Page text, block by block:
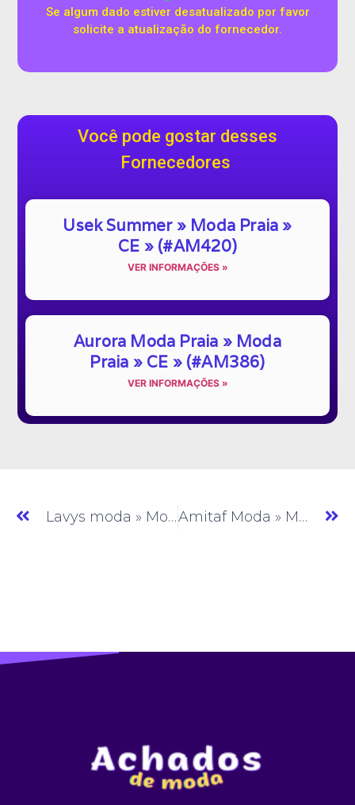
Se algum dado estiver desatualizado por favor
solicite a atualização do fornecedor.
Você pode gostar desses
Fornecedores
Usek Summer » Moda Praia »
CE » (#AM420)
VER INFORMAÇÕES »
Aurora Moda Praia » Moda
Praia » CE » (#AM386)
VER INFORMAÇÕES »
Lavys moda » Moda Praia » CE » (#AM336) Amitaf Moda » Moda Praia » CE » (#AM338)